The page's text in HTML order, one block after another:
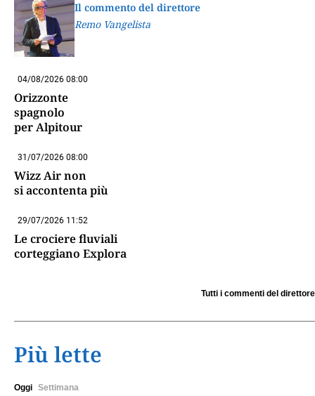
Il commento del direttore
Remo Vangelista
04/08/2026 08:00
Orizzonte
spagnolo
per Alpitour
31/07/2026 08:00
Wizz Air non
si accontenta più
29/07/2026 11:52
Le crociere fluviali
corteggiano Explora
Tutti i commenti del direttore
Più lette
Oggi Settimana